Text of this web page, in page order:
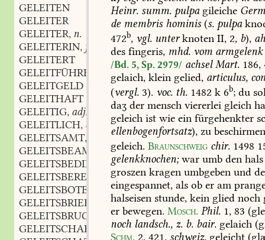
GELEITEN
GELEITER
GELEITER, n.
GELEITERIN, f.
GELEITERT
GELEITFÜHRER
GELEITGELD
GELEITHAFT
GELEITIG, adj.
GELEITLICH, adj.
GELEITSAMT,
GELEITSBEAMTER
,m.
GELEITSBEDIENTER,m.
GELEITSBEREITER
GELEITSBOTE
GELEITSBRIEF
GELEITSBRUCH
GELEITSCHAFT
Heinr. summ. pulpagileiche
de membris hominis (s. pulpa
472b, vgl. unterknoten II, 2, b),
des fingeris, mhd. vom armgelenk
/Bd. 5, Sp. 2979/ achselMart. 186,
gelaich, klein gelied, articulus,
(vergl. 3). voc. th. 1482 k 6b; du
daʒ der mensch viererlei gleich
geleich ist wie ein fürgehenkter
ellenbogenfortsatz), zu
geleich. Braunschweig chir. 1498
gelenkknochen;war umb den hals
groszen kragen umbgeben und
eingespannet, als ob er am
halseisen stunde, kein glied noch
er bewegen. Mosch. Phil. 1, 83
noch landsch., z. b. bair. gelaich
Schm. 2, 421, schweiz. geleicht